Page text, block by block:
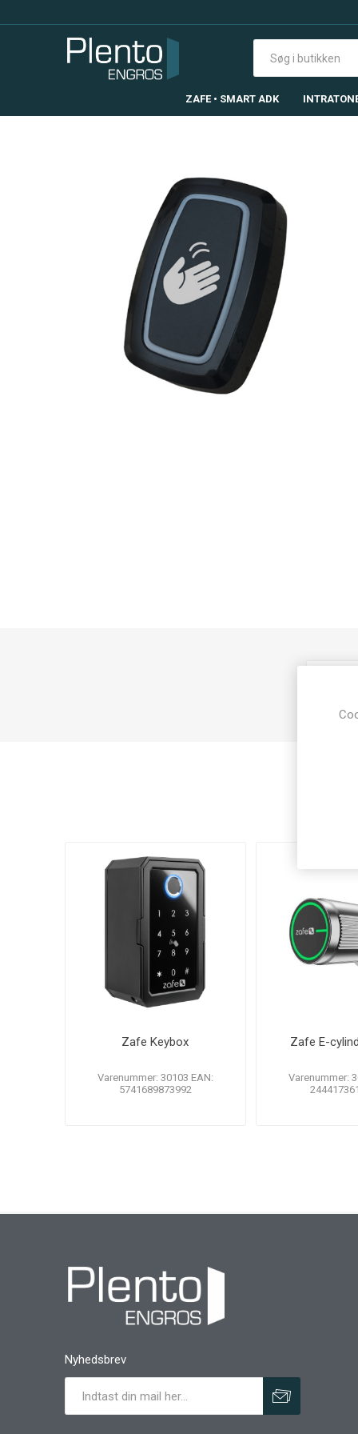
ZAFE • SMART ADK
Zafe Keybox
Varenummer: 30103 EAN:
5741689873992
Zafe E-
Varenummer:
Nyhedsbrev